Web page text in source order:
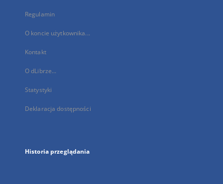
Regulamin
O koncie użytkownika...
Kontakt
O dLibrze...
Statystyki
Deklaracja dostępności
Historia przeglądania